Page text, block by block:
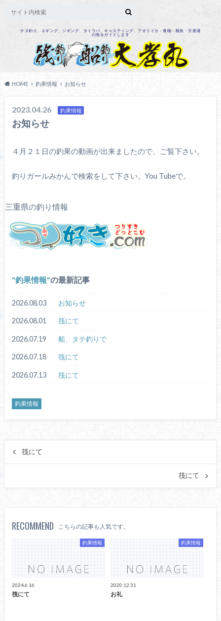
チヌ釣り、エギング、ジギング、タイラバ、キャスティング、アオリイカ・青物・根魚・方座浦
の海をガイドします
HOME 釣果情報 お知らせ
2023.04.26 釣果情報
お知らせ
４月２１日の釣果の動画が出来ましたので、ご覧下さい。
釣りガールみかんで検索をして下さい。You Tubeで。
三重県の釣り情報
釣果情報 の最新記事
2026.08.03 お知らせ
2026.08.01 筏にて
2026.07.19 船、タテ釣りで
2026.07.18 筏にて
2026.07.13 筏にて
釣果情報
筏にて
筏にて
RECOMMEND こちらの記事も人気です。
釣果情報
2024.6.16
筏にて
釣果情報
2020.12.31
お礼